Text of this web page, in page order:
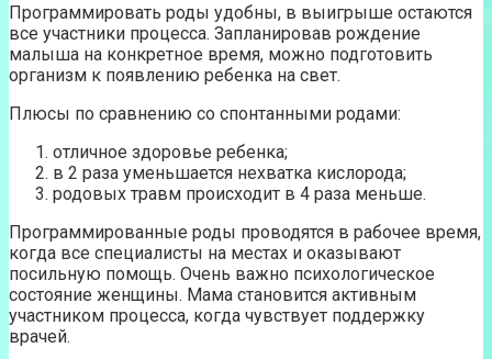
Программировать роды удобны, в выигрыше остаются
все участники процесса. Запланировав рождение
малыша на конкретное время, можно подготовить
организм к появлению ребенка на свет.
Плюсы по сравнению со спонтанными родами:
отличное здоровье ребенка;
в 2 раза уменьшается нехватка кислорода;
родовых травм происходит в 4 раза меньше.
Программированные роды проводятся в рабочее время,
когда все специалисты на местах и оказывают
посильную помощь. Очень важно психологическое
состояние женщины. Мама становится активным
участником процесса, когда чувствует поддержку
врачей.